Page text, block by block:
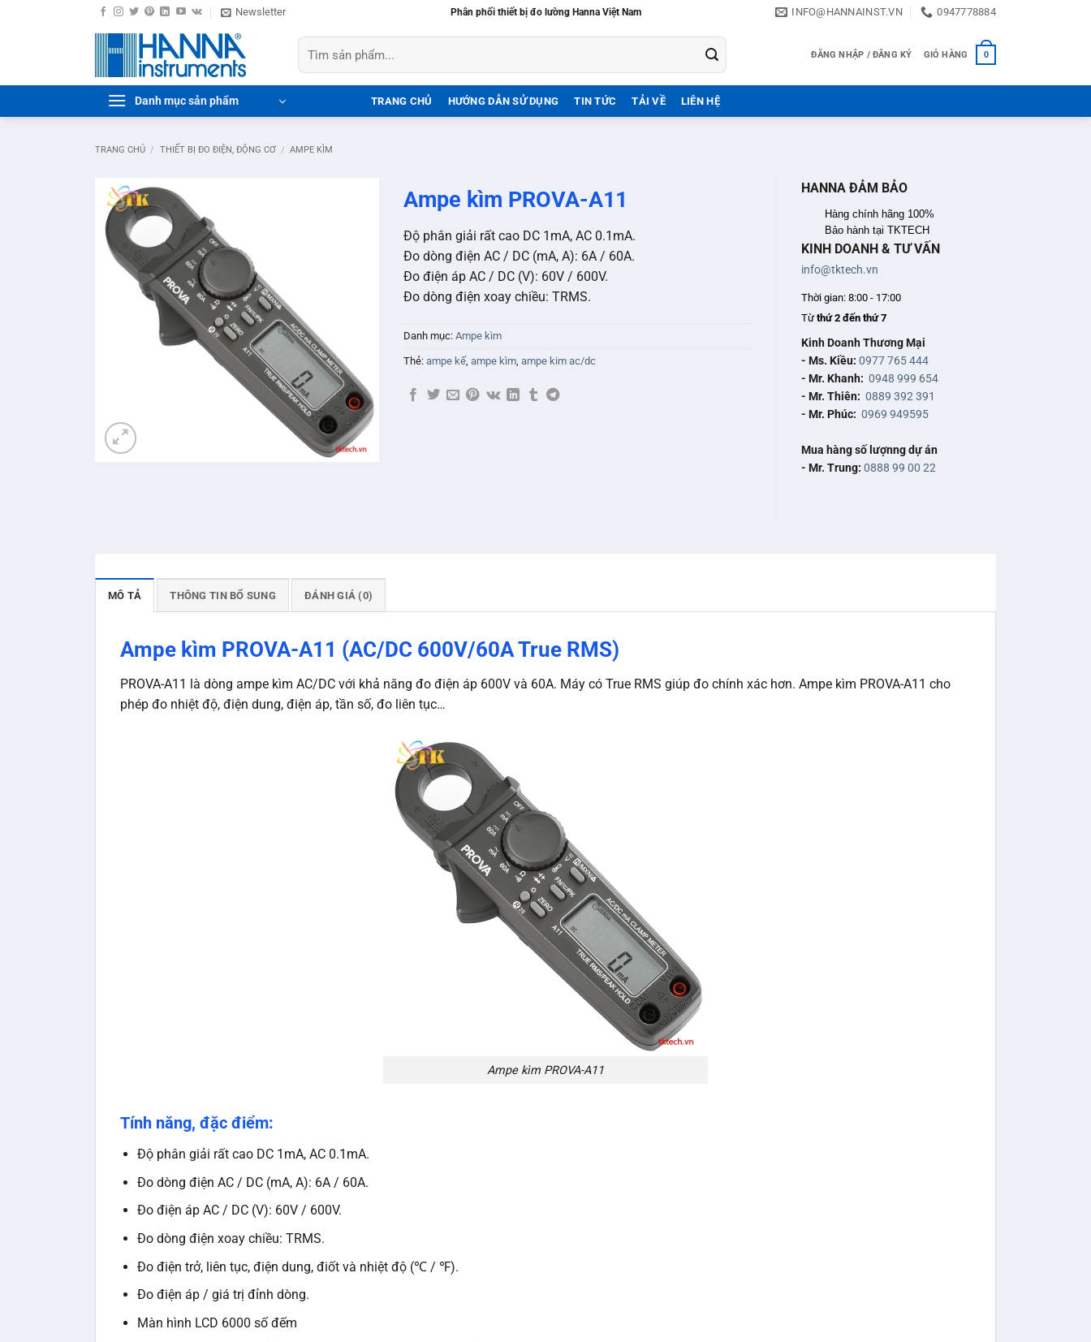
Newsletter Phân phối thiết bị đo lường Hanna Việt Nam INFO@HANNAINST.VN 0947778884
Tìm
kiếm:
ĐĂNG NHẬP / ĐĂNG KÝ GIỎ HÀNG 0
Danh mục sản phẩm TRANG CHỦ HƯỚNG DẪN SỬ DỤNG TIN TỨC TẢI VỀ LIÊN HỆ
TRANG CHỦ / THIẾT BỊ ĐO ĐIỆN, ĐỘNG CƠ / AMPE KÌM
Ampe kìm PROVA-A11
Độ phân giải rất cao DC 1mA, AC 0.1mA.
Đo dòng điện AC / DC (mA, A): 6A / 60A.
Đo điện áp AC / DC (V): 60V / 600V.
Đo dòng điện xoay chiều: TRMS.
Danh mục: Ampe kìm
Thẻ: ampe kế, ampe kìm, ampe kim ac/dc
HANNA ĐẢM BẢO
Hàng chính hãng 100%
Bảo hành tại TKTECH
KINH DOANH & TƯ VẤN
info@tktech.vn
Thời gian: 8:00 - 17:00
Từthứ 2 đến thứ 7
Kinh Doanh Thương Mại
- Ms. Kiều: 0977 765 444
- Mr. Khanh: 0948 999 654
- Mr. Thiên: 0889 392 391
- Mr. Phúc: 0969 949595
Mua hàng số lượnng dự án
- Mr. Trung: 0888 99 00 22
MÔ TẢ THÔNG TIN BỔ SUNG ĐÁNH GIÁ (0)
Ampe kìm PROVA-A11 (AC/DC 600V/60A True RMS)
PROVA-A11 là dòng ampe kìm AC/DC với khả năng đo điện áp 600V và 60A. Máy có True RMS giúp đo chính xác hơn. Ampe kìm PROVA-A11 cho
phép đo nhiệt độ, điện dung, điện áp, tần số, đo liên tục…
Ampe kìm PROVA-A11
Tính năng, đặc điểm:
Độ phân giải rất cao DC 1mA, AC 0.1mA.
Đo dòng điện AC / DC (mA, A): 6A / 60A.
Đo điện áp AC / DC (V): 60V / 600V.
Đo dòng điện xoay chiều: TRMS.
Đo điện trở, liên tục, điện dung, điốt và nhiệt độ (℃ / ℉).
Đo điện áp / giá trị đỉnh dòng.
Màn hình LCD 6000 số đếm